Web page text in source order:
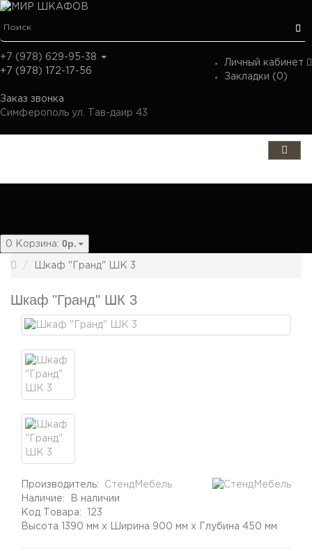
Личный кабинет
Закладки (0)
+7 (978) 629-95-38
+7 (978) 172-17-56
Заказ звонка
Симферополь ул. Тав-даир 43
0 Корзина: 0р.
Шкаф "Гранд" ШК 3
Шкаф "Гранд" ШК 3
Производитель:
СтендМебель
Наличие:
В наличии
Код Товара:
123
Высота 1390 мм x Ширина 900 мм x Глубина 450 мм